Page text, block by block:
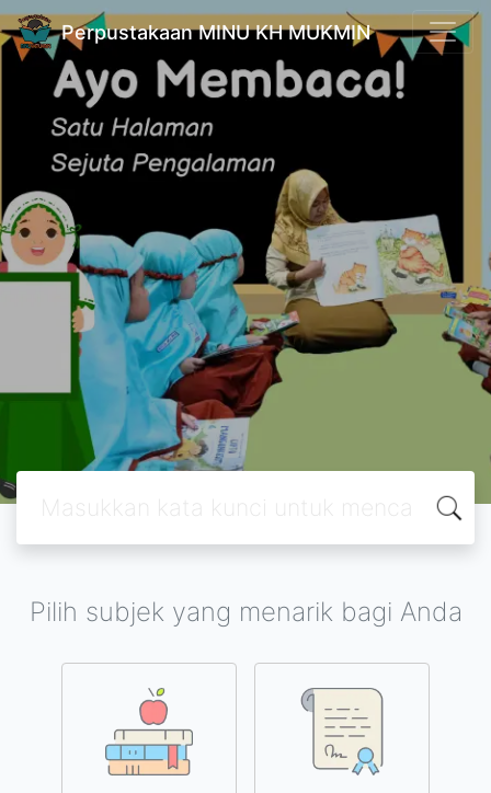
Perpustakaan MINU KH MUKMIN
Pilih subjek yang menarik bagi Anda